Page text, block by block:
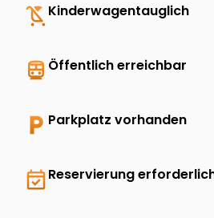
child_friendly Kinderwagentauglich
directions_transit Öffentlich erreichbar
local_parking Parkplatz vorhanden
event_availableReservierung